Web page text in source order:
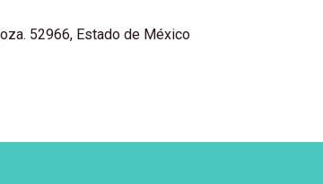
52966, Estado de México